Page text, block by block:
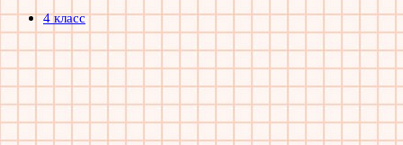
4 класс